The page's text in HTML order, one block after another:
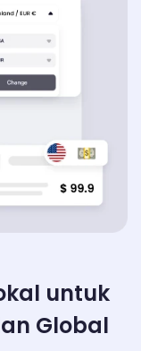
untuk
Global